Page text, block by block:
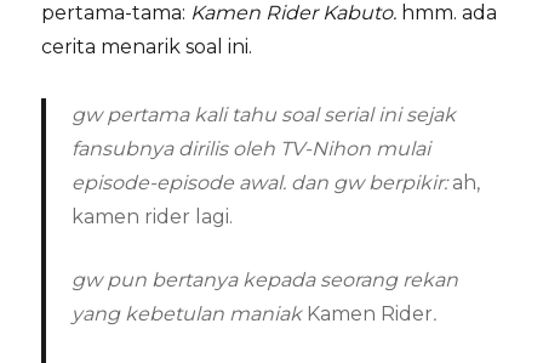
pertama-tama: Kamen Rider Kabuto. hmm. ada
cerita menarik soal ini.
gw pertama kali tahu soal serial ini sejak
fansubnya dirilis oleh TV-Nihon mulai
episode-episode awal. dan gw berpikir:ah,
kamen rider lagi.
gw pun bertanya kepada seorang rekan
yang kebetulan maniak Kamen Rider.